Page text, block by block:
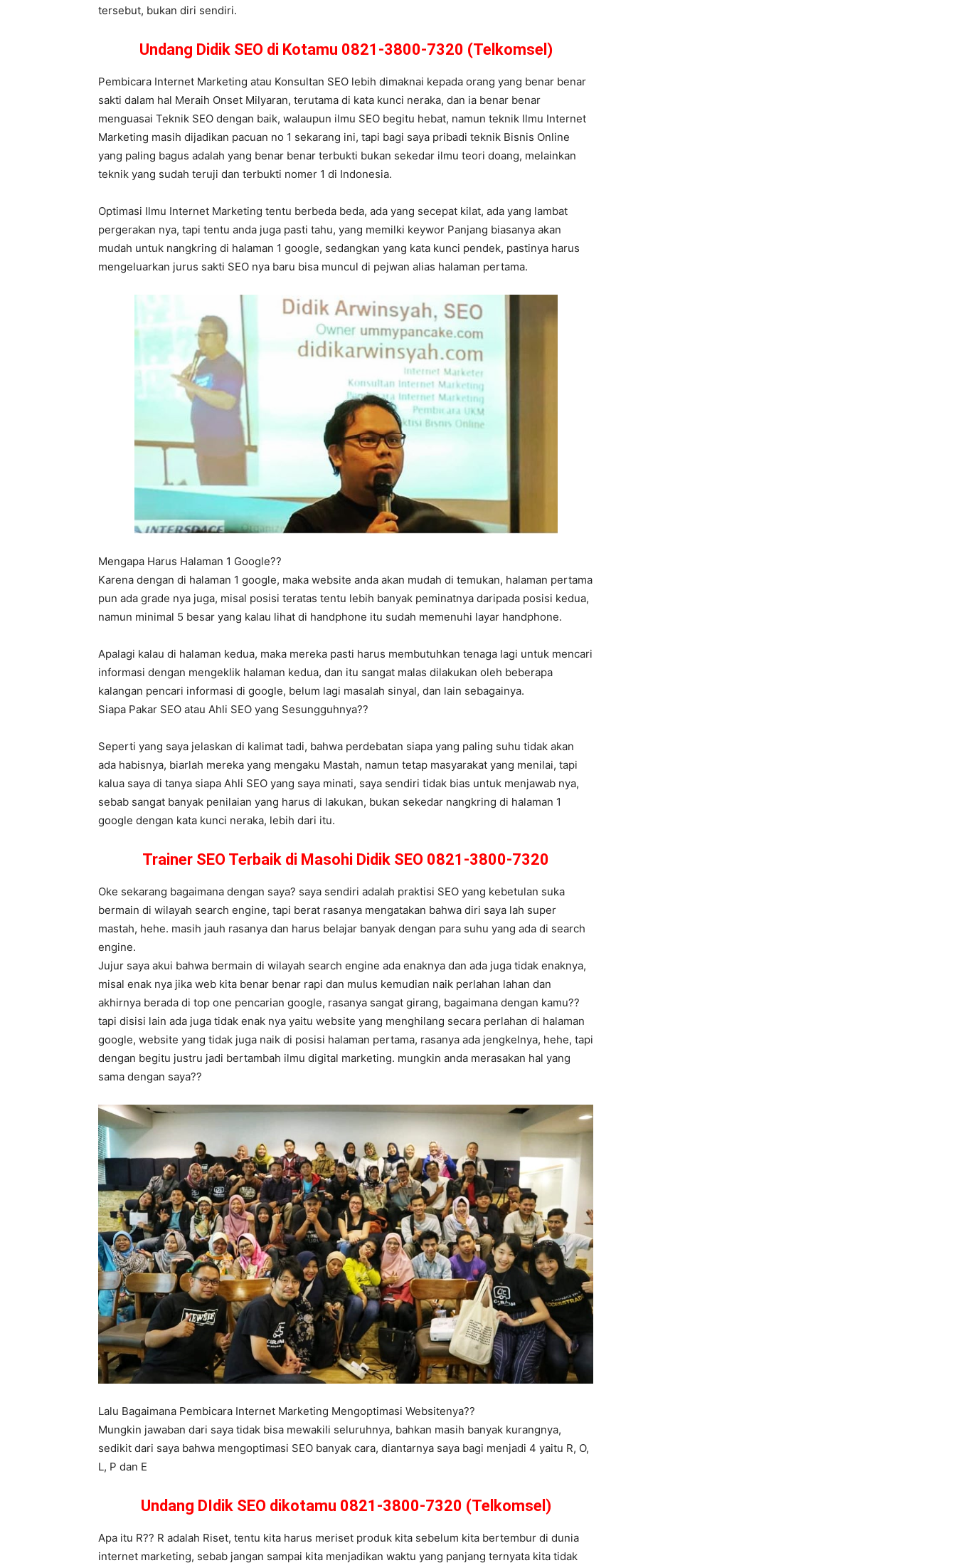
tersebut, bukan diri sendiri.
Undang Didik SEO di Kotamu 0821-3800-7320 (Telkomsel)
Pembicara Internet Marketing atau Konsultan SEO lebih dimaknai kepada orang yang benar benar
sakti dalam hal Meraih Onset Milyaran, terutama di kata kunci neraka, dan ia benar benar
menguasai Teknik SEO dengan baik, walaupun ilmu SEO begitu hebat, namun teknik Ilmu Internet
Marketing masih dijadikan pacuan no 1 sekarang ini, tapi bagi saya pribadi teknik Bisnis Online
yang paling bagus adalah yang benar benar terbukti bukan sekedar ilmu teori doang, melainkan
teknik yang sudah teruji dan terbukti nomer 1 di Indonesia.
Optimasi Ilmu Internet Marketing tentu berbeda beda, ada yang secepat kilat, ada yang lambat
pergerakan nya, tapi tentu anda juga pasti tahu, yang memilki keywor Panjang biasanya akan
mudah untuk nangkring di halaman 1 google, sedangkan yang kata kunci pendek, pastinya harus
mengeluarkan jurus sakti SEO nya baru bisa muncul di pejwan alias halaman pertama.
Mengapa Harus Halaman 1 Google??
Karena dengan di halaman 1 google, maka website anda akan mudah di temukan, halaman pertama
pun ada grade nya juga, misal posisi teratas tentu lebih banyak peminatnya daripada posisi kedua,
namun minimal 5 besar yang kalau lihat di handphone itu sudah memenuhi layar handphone.
Apalagi kalau di halaman kedua, maka mereka pasti harus membutuhkan tenaga lagi untuk mencari
informasi dengan mengeklik halaman kedua, dan itu sangat malas dilakukan oleh beberapa
kalangan pencari informasi di google, belum lagi masalah sinyal, dan lain sebagainya.
Siapa Pakar SEO atau Ahli SEO yang Sesungguhnya??
Seperti yang saya jelaskan di kalimat tadi, bahwa perdebatan siapa yang paling suhu tidak akan
ada habisnya, biarlah mereka yang mengaku Mastah, namun tetap masyarakat yang menilai, tapi
kalua saya di tanya siapa Ahli SEO yang saya minati, saya sendiri tidak bias untuk menjawab nya,
sebab sangat banyak penilaian yang harus di lakukan, bukan sekedar nangkring di halaman 1
google dengan kata kunci neraka, lebih dari itu.
Trainer SEO Terbaik di Masohi Didik SEO 0821-3800-7320
Oke sekarang bagaimana dengan saya? saya sendiri adalah praktisi SEO yang kebetulan suka
bermain di wilayah search engine, tapi berat rasanya mengatakan bahwa diri saya lah super
mastah, hehe. masih jauh rasanya dan harus belajar banyak dengan para suhu yang ada di search
engine.
Jujur saya akui bahwa bermain di wilayah search engine ada enaknya dan ada juga tidak enaknya,
misal enak nya jika web kita benar benar rapi dan mulus kemudian naik perlahan lahan dan
akhirnya berada di top one pencarian google, rasanya sangat girang, bagaimana dengan kamu??
tapi disisi lain ada juga tidak enak nya yaitu website yang menghilang secara perlahan di halaman
google, website yang tidak juga naik di posisi halaman pertama, rasanya ada jengkelnya, hehe, tapi
dengan begitu justru jadi bertambah ilmu digital marketing. mungkin anda merasakan hal yang
sama dengan saya??
Lalu Bagaimana Pembicara Internet Marketing Mengoptimasi Websitenya??
Mungkin jawaban dari saya tidak bisa mewakili seluruhnya, bahkan masih banyak kurangnya,
sedikit dari saya bahwa mengoptimasi SEO banyak cara, diantarnya saya bagi menjadi 4 yaitu R, O,
L, P dan E
Undang DIdik SEO dikotamu 0821-3800-7320 (Telkomsel)
Apa itu R?? R adalah Riset, tentu kita harus meriset produk kita sebelum kita bertembur di dunia
internet marketing, sebab jangan sampai kita menjadikan waktu yang panjang ternyata kita tidak